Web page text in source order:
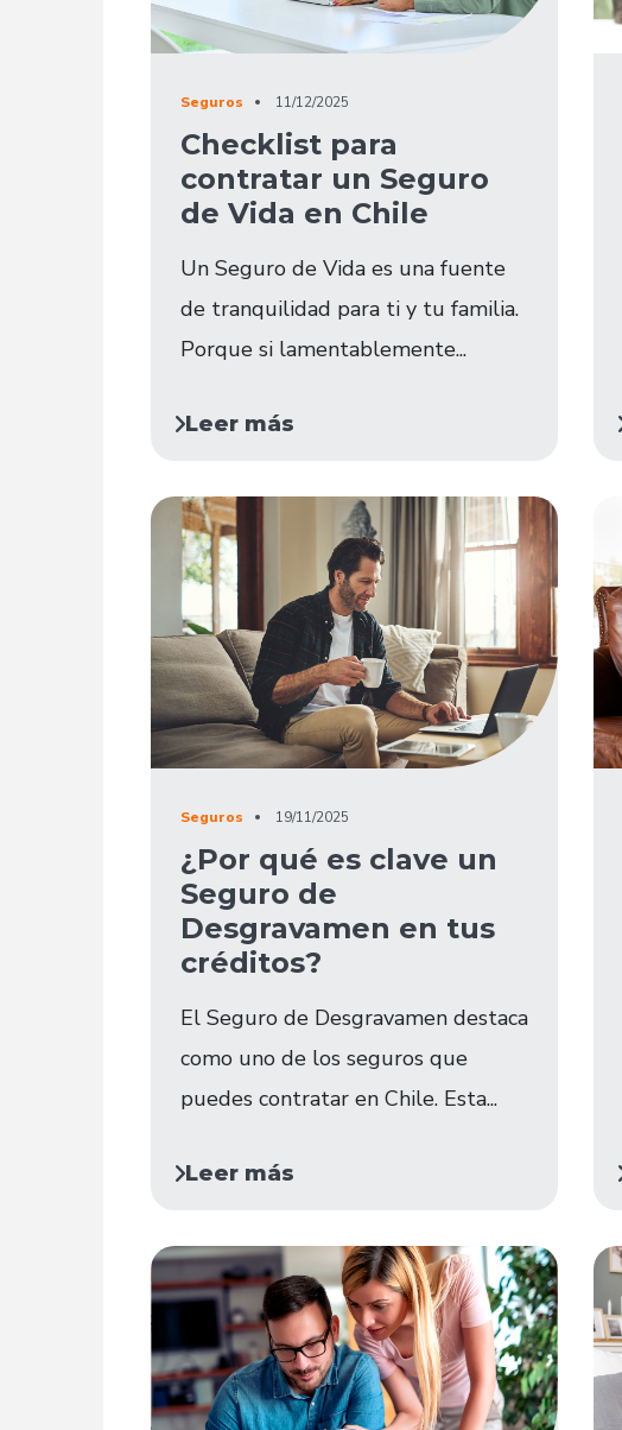
Seguros 11/12/2025
Checklist para
contratar un Seguro
de Vida en Chile
Un Seguro de Vida es una fuente
de tranquilidad para ti y tu familia.
Porque si lamentablemente...
Leer más
Seguros 19/11/2025
¿Por qué es clave un
Seguro de
Desgravamen en tus
créditos?
El Seguro de Desgravamen destaca
como uno de los seguros que
puedes contratar en Chile. Esta...
Leer más